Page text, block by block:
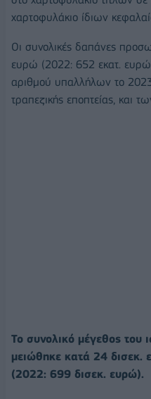
χαρτοφυλάκιο ίδιων
Οι συνολικές δαπάνες
ευρώ (2022: 652 εκατ.
αριθμού υπαλλήλων το
τραπεζικής εποπτείας, και
Το συνολικό μέγεθος του
μειώθηκε κατά 24
(2022: 699 δισεκ. ευρώ).